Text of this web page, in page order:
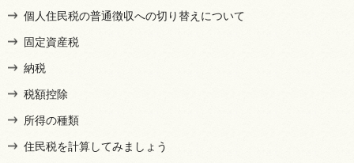
個人住民税の普通徴収への切り替えについて
固定資産税
納税
税額控除
所得の種類
住民税を計算してみましょう